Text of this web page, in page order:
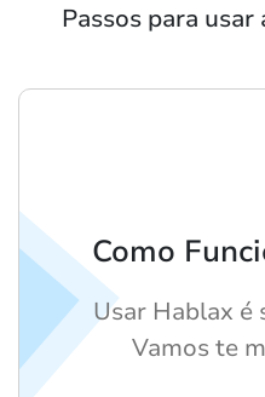
Passos para usar
Como
Usar Hablax é
Vamos te